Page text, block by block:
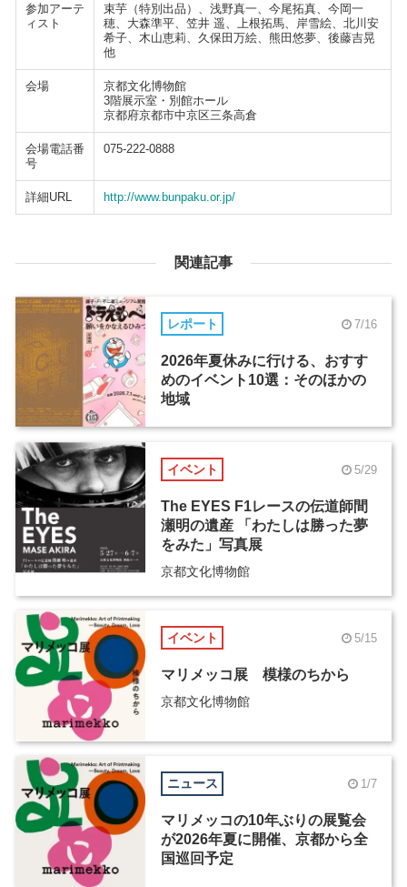
参加アーテ
ィスト
束芋（特別出品）、浅野真一、今尾拓真、今岡一
穂、大森準平、笠井 遥、上根拓馬、岸雪絵、北川安
希子、木山恵莉、久保田万絵、熊田悠夢、後藤吉晃
他
会場
京都文化博物館
3階展示室・別館ホール
京都府京都市中京区三条高倉
会場電話番
号
075-222-0888
詳細URL http://www.bunpaku.or.jp/
関連記事
レポート 7/16
2026年夏休みに行ける、おすす
めのイベント10選：そのほかの
地域
イベント 5/29
The EYES F1レースの伝道師間
瀬明の遺産 「わたしは勝った夢
をみた」写真展
京都文化博物館
イベント 5/15
マリメッコ展 模様のちから
京都文化博物館
ニュース 1/7
マリメッコの10年ぶりの展覧会
が2026年夏に開催、京都から全
国巡回予定